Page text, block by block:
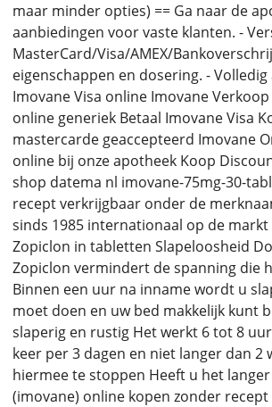
maar minder opties) == Ga naar de
aanbiedingen voor vaste klanten. -
MasterCard/Visa/AMEX/
eigenschappen en dosering. -
Imovane Visa online Imovane
online generiek Betaal Imovane Visa
mastercarde geaccepteerd Imovane
online bij onze apotheek Koop
shop datema nl imovane-75mg-30-
recept verkrijgbaar onder de
sinds 1985 internationaal op de
Zopiclon in tabletten Slapeloosheid
Zopiclon vermindert de spanning die
Binnen een uur na inname wordt u
moet doen en uw bed makkelijk kunt
slaperig en rustig Het werkt 6 tot 8
keer per 3 dagen en niet langer dan
hiermee te stoppen Heeft u het
(imovane) online kopen zonder